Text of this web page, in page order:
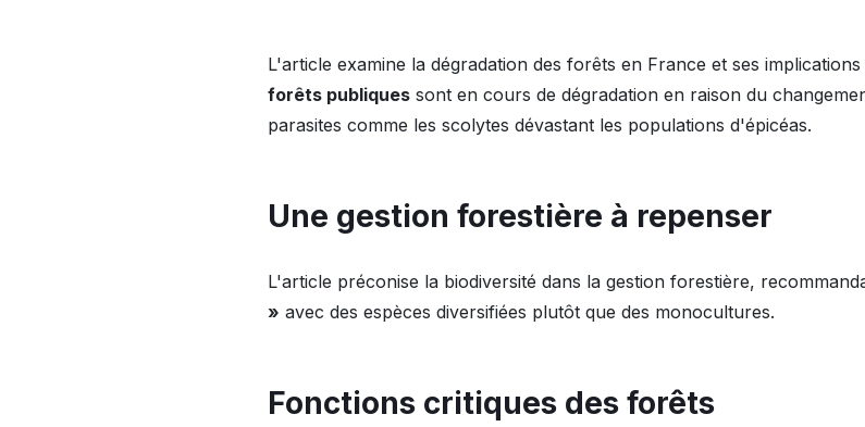
L'article examine la dégradation des forêts en France et ses
forêts publiques sont en cours de dégradation en raison du
parasites comme les scolytes dévastant les populations d'épicéas.
Une gestion forestière à repenser
L'article préconise la biodiversité dans la gestion forestière,
» avec des espèces diversifiées plutôt que des monocultures.
Fonctions critiques des forêts